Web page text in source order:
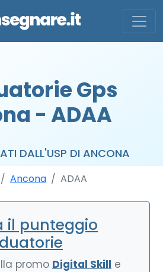
Gps
- ADAA
DALL'USP DI ANCONA
Ancona ADAA
il punteggio
promo Digital Skill e